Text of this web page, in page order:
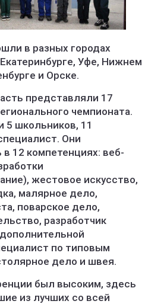
образования Кировской области
в разных городах
Уфе, Нижнем
и Орске.
представляли 17
чемпионата.
5 школьников, 11
Они
12 компетенциях: веб-
жестовое искусство,
малярное дело,
поварское дело,
разработчик
по типовым
дело и швея.
был высоким, здесь
из лучших со всей